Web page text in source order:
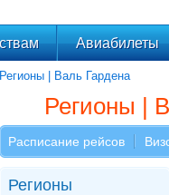
Авиабилеты
Регионы | Валь Гардена
Регионы |
Расписание рейсов
Регионы